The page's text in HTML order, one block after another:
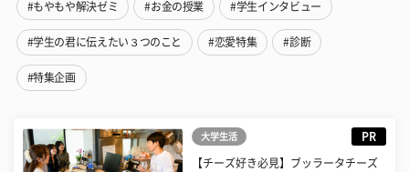
#もやもや解決ゼミ #お金の授業 #学生インタビュー
#学生の君に伝えたい３つのこと #恋愛特集 #診断
#特集企画
大学生活 PR
【チーズ好き必見】ブッラータチーズ